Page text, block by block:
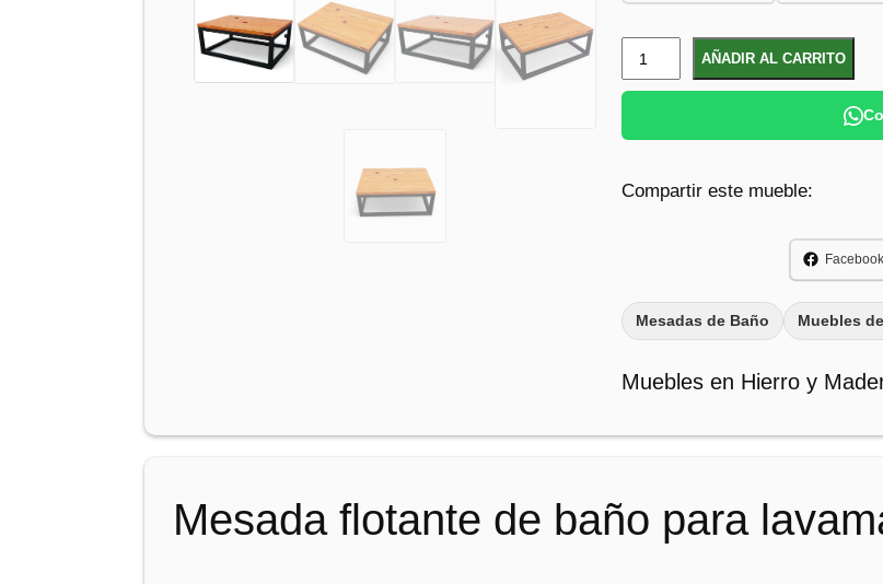
i
n
l
e
$
5
.
5
.
a
l
s
:
.
5
0
0
.
e
a
a
o
F
o
t
e
AÑADIR AL CARRITO
Compartir este mueble:
Facebook
Mesadas de Baño Muebles
Muebles en Hierro y
Mesada flotante de baño para